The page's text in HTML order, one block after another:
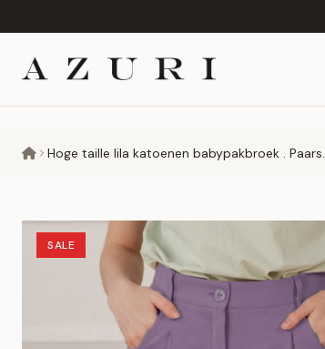
Hoge taille lila katoenen babypakbroek . Paars.
SALE